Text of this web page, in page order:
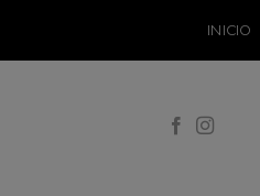
content
INICIO